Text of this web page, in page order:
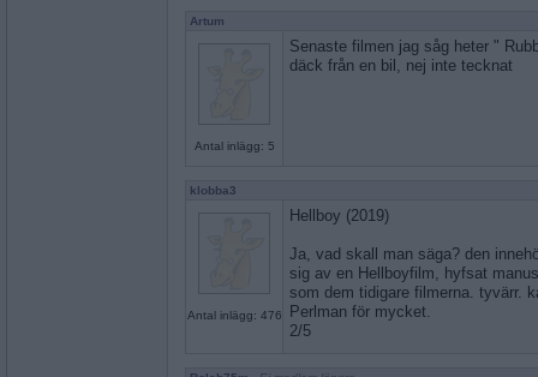
Artum
Antal inlägg: 5
Senaste filmen jag såg heter "
däck från en bil, nej inte tecknat
klobba3
Antal inlägg: 476
Hellboy (2019)
Ja, vad skall man säga? den
sig av en Hellboyfilm, hyfsat
som dem tidigare filmerna. tyvärr.
Perlman för mycket.
2/5